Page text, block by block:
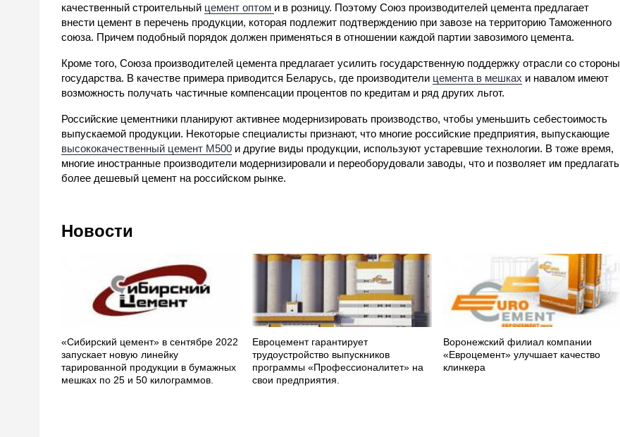
качественный строительный цемент оптом и в розницу. Поэтому Союз производителей цемента предлагает
внести цемент в перечень продукции, которая подлежит подтверждению при завозе на территорию Таможенного
союза. Причем подобный порядок должен применяться в отношении каждой партии завозимого цемента.
Кроме того, Союза производителей цемента предлагает усилить государственную поддержку отрасли со стороны
государства. В качестве примера приводится Беларусь, где производители цемента в мешках и навалом имеют
возможность получать частичные компенсации процентов по кредитам и ряд других льгот.
Российские цементники планируют активнее модернизировать производство, чтобы уменьшить себестоимость
выпускаемой продукции. Некоторые специалисты признают, что многие российские предприятия, выпускающие
высококачественный цемент М500 и другие виды продукции, используют устаревшие технологии. В тоже время,
многие иностранные производители модернизировали и переоборудовали заводы, что и позволяет им предлагать
более дешевый цемент на российском рынке.
Новости
«Сибирский цемент» в сентябре 2022
запускает новую линейку
тарированной продукции в бумажных
мешках по 25 и 50 килограммов.
Евроцемент гарантирует
трудоустройство выпускников
программы «Профессионалитет» на
свои предприятия.
Воронежский филиал компании
«Евроцемент» улучшает качество
клинкера